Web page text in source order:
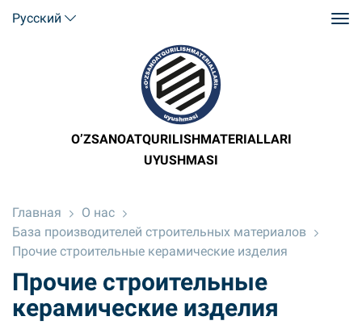
Русский
O’ZSANOATQURILISHMATERIALLARI
UYUSHMASI
Главная
О нас
База производителей строительных материалов
Прочие строительные керамические изделия
Прочие строительные
керамические изделия